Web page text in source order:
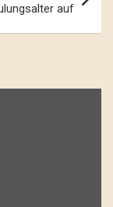
auf